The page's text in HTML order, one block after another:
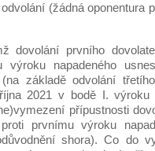
(žádná oponentura
dovolání prvního
výroku napadeného
základě odvolání
2021 v bodě I.
přípustnosti
prvnímu výroku
shora). Co do